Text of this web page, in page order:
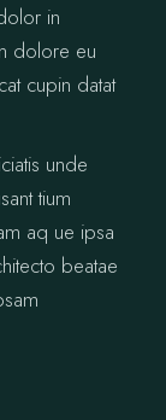
in
dolore eu
cupin datat
unde
tium
aq ue ipsa
beatae